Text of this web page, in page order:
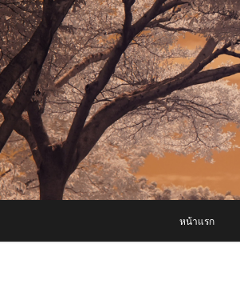
หน้าแรก